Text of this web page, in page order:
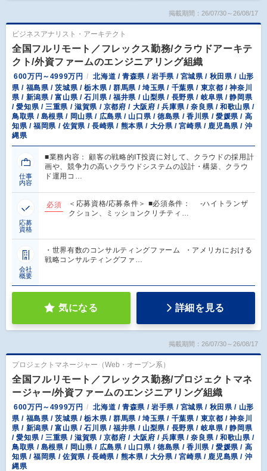
掲載期間：26/07/30～26/08/17
ビジネスアナリスト・アーキテクト
全国フルリモート／フレックス勤務/クラウドアーキテ
クト/外資ファームのエンジニアリング組織
600万円～4999万円
北海道 / 青森県 / 岩手県 / 宮城県 / 秋田県 / 山形
県 / 福島県 / 茨城県 / 栃木県 / 群馬県 / 埼玉県 / 千葉県 / 東京都 / 神奈川
県 / 新潟県 / 富山県 / 石川県 / 福井県 / 山梨県 / 長野県 / 岐阜県 / 静岡県
/ 愛知県 / 三重県 / 滋賀県 / 京都府 / 大阪府 / 兵庫県 / 奈良県 / 和歌山県 /
鳥取県 / 島根県 / 岡山県 / 広島県 / 山口県 / 徳島県 / 香川県 / 愛媛県 / 高
知県 / 福岡県 / 佐賀県 / 長崎県 / 熊本県 / 大分県 / 宮崎県 / 鹿児島県 / 沖
縄県
仕事
内容
■業務内容： 顧客の戦略的IT投資に対して、クラウドの採用計
画や、競争力の高いクラウドシステムの設計・構築、クラウ
ド運用コ…
応募
資格
必須
＜応募資格/応募条件＞ ■必須条件： -ハイトランザ
クション、ミッションクリチティ…
会社
概要
・世界有数のコンサルティングファーム ・アメリカにおける
戦略コンサルティングファ…
気になる 詳細を見る
掲載期間：26/07/30～26/08/17
プロジェクトマネージャー（Web・オープン系）
全国フルリモート／フレックス勤務/プロジェクトマネ
ージャー/外資ファームのエンジニアリング組織
600万円～4999万円
北海道 / 青森県 / 岩手県 / 宮城県 / 秋田県 / 山形
県 / 福島県 / 茨城県 / 栃木県 / 群馬県 / 埼玉県 / 千葉県 / 東京都 / 神奈川
県 / 新潟県 / 富山県 / 石川県 / 福井県 / 山梨県 / 長野県 / 岐阜県 / 静岡県
/ 愛知県 / 三重県 / 滋賀県 / 京都府 / 大阪府 / 兵庫県 / 奈良県 / 和歌山県 /
鳥取県 / 島根県 / 岡山県 / 広島県 / 山口県 / 徳島県 / 香川県 / 愛媛県 / 高
知県 / 福岡県 / 佐賀県 / 長崎県 / 熊本県 / 大分県 / 宮崎県 / 鹿児島県 / 沖
縄県